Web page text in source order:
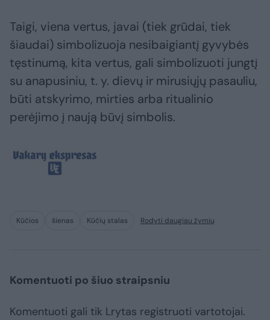
Taigi, viena vertus, javai (tiek grūdai, tiek
šiaudai) simbolizuoja nesibaigiantį gyvybės
tęstinumą, kita vertus, gali simbolizuoti jungtį
su anapusiniu, t. y. dievų ir mirusiųjų pasauliu,
būti atskyrimo, mirties arba ritualinio
perėjimo į naują būvį simbolis.
Kūčios šienas Kūčių stalas Rodyti daugiau žymių
Komentuoti po šiuo straipsniu
Komentuoti gali tik Lrytas registruoti vartotojai.